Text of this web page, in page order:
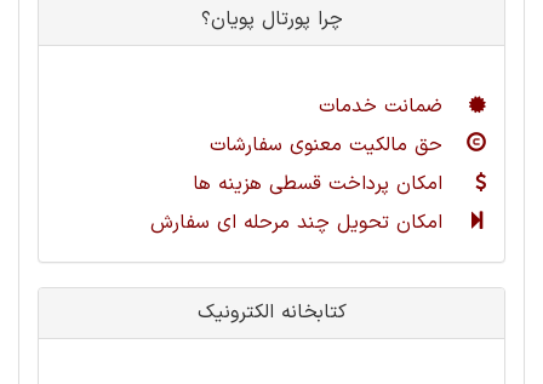
چرا پورتال پویان؟
ضمانت خدمات
حق مالکیت معنوی سفارشات
امکان پرداخت قسطی هزینه ها
امکان تحویل چند مرحله ای سفارش
کتابخانه الکترونیک